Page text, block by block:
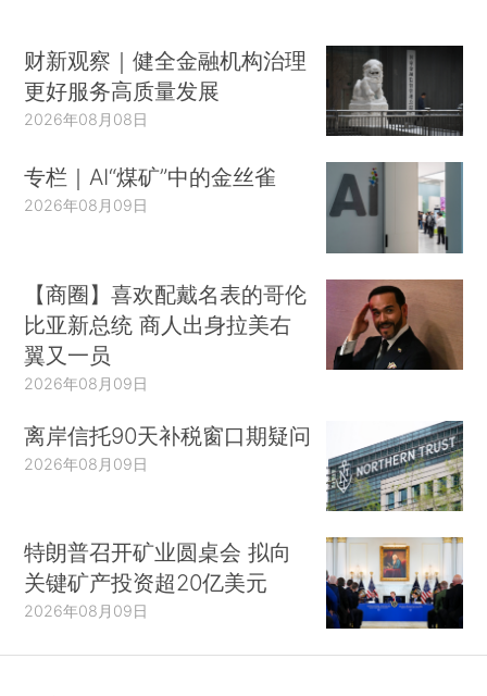
财新观察｜健全金融机构治理
更好服务高质量发展
2026年08月08日
专栏｜AI“煤矿”中的金丝雀
2026年08月09日
【商圈】喜欢配戴名表的哥伦
比亚新总统 商人出身拉美右
翼又一员
2026年08月09日
离岸信托90天补税窗口期疑问
2026年08月09日
特朗普召开矿业圆桌会 拟向
关键矿产投资超20亿美元
2026年08月09日